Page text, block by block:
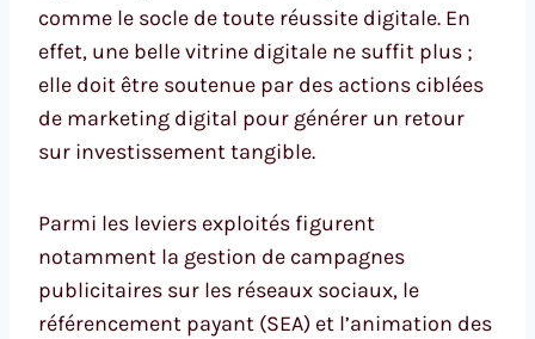
comme le socle de toute réussite digitale. En
effet, une belle vitrine digitale ne suffit plus ;
elle doit être soutenue par des actions ciblées
de marketing digital pour générer un retour
sur investissement tangible.
Parmi les leviers exploités figurent
notamment la gestion de campagnes
publicitaires sur les réseaux sociaux, le
référencement payant (SEA) et l’animation des